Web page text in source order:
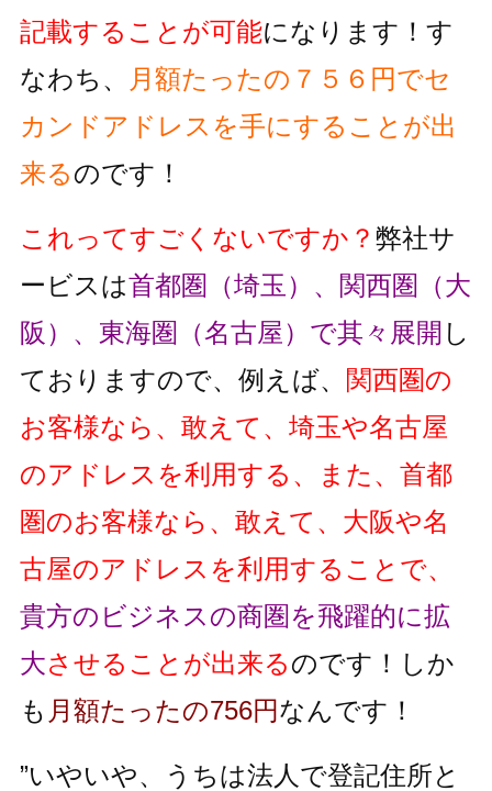
記載することが可能になります！す
なわち、
月額たったの７５６円でセ
カンドアドレスを手にすることが出
来るのです！
これってすごくないですか？ 弊社サ
ービスは首都圏（埼玉）、関西圏（大
阪）、東海圏（名古屋）で其々展開 し
ておりますので、例えば、 関西圏の
お客様なら、敢えて、埼玉や名古屋
のアドレスを利用する、また、首都
圏のお客様なら、敢えて、大阪や名
古屋のアドレスを利用することで、
貴方のビジネスの商圏を飛躍的に拡
大させることが出来るのです！しか
も 月額たったの756円なんです！
”いやいや、うちは法人で登記住所と